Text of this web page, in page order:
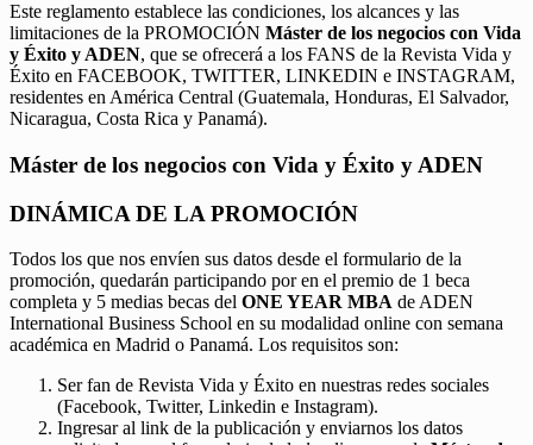
Este reglamento establece las condiciones, los alcances y las
limitaciones de la PROMOCIÓN Máster de los negocios con Vida
y Éxito y ADEN, que se ofrecerá a los FANS de la Revista Vida y
Éxito en FACEBOOK, TWITTER, LINKEDIN e INSTAGRAM,
residentes en América Central (Guatemala, Honduras, El Salvador,
Nicaragua, Costa Rica y Panamá).
Máster de los negocios con Vida y Éxito y ADEN
DINÁMICA DE LA PROMOCIÓN
Todos los que nos envíen sus datos desde el formulario de la
promoción, quedarán participando por en el premio de 1 beca
completa y 5 medias becas del ONE YEAR MBA de ADEN
International Business School en su modalidad online con semana
académica en Madrid o Panamá. Los requisitos son:
Ser fan de Revista Vida y Éxito en nuestras redes sociales
(Facebook, Twitter, Linkedin e Instagram).
Ingresar al link de la publicación y enviarnos los datos